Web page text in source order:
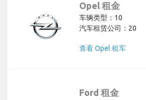
Opel 租金
车辆类型：10
汽车租赁公司：20
查看 Opel 租车
Ford 租金